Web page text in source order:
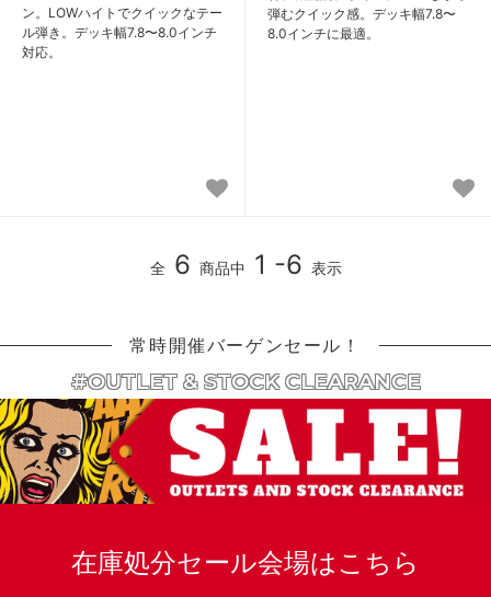
ン。LOWハイトでクイックなテー
ル弾き。デッキ幅7.8〜8.0インチ
対応。
弾むクイック感。デッキ幅7.8〜
8.0インチに最適。
全 6 商品中 1 -6 表示
常時開催バーゲンセール！
#OUTLET & STOCK CLEARANCE
在庫処分セール会場はこちら